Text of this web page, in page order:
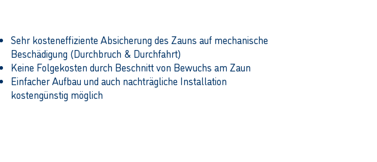
Sehr kosteneffiziente Absicherung des Zauns auf mechanische
Beschädigung (Durchbruch & Durchfahrt)
Keine Folgekosten durch Beschnitt von Bewuchs am Zaun
Einfacher Aufbau und auch nachträgliche Installation
kostengünstig möglich